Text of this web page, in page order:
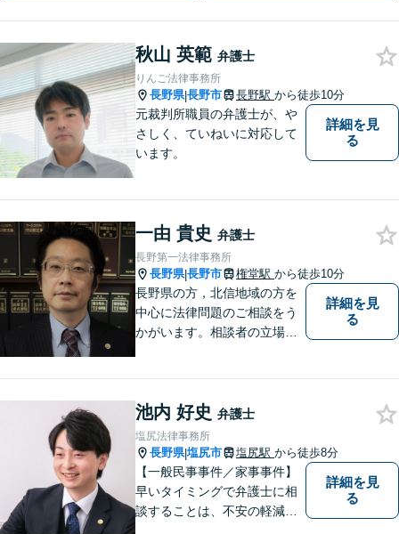
秋山 英範 弁護士
りんご法律事務所
長野県|長野市 長野駅 から徒歩10分
元裁判所職員の弁護士が、や
さしく、ていねいに対応して
います。
詳細を見
る
一由 貴史 弁護士
長野第一法律事務所
長野県|長野市 権堂駅 から徒歩10分
長野県の方，北信地域の方を
中心に法律問題のご相談をう
かがいます。相談者の立場を
詳細を見
る
池内 好史 弁護士
塩尻法律事務所
長野県|塩尻市 塩尻駅 から徒歩8分
【一般民事事件／家事事件】
早いタイミングで弁護士に相
談することは、不安の軽減、
詳細を見
る